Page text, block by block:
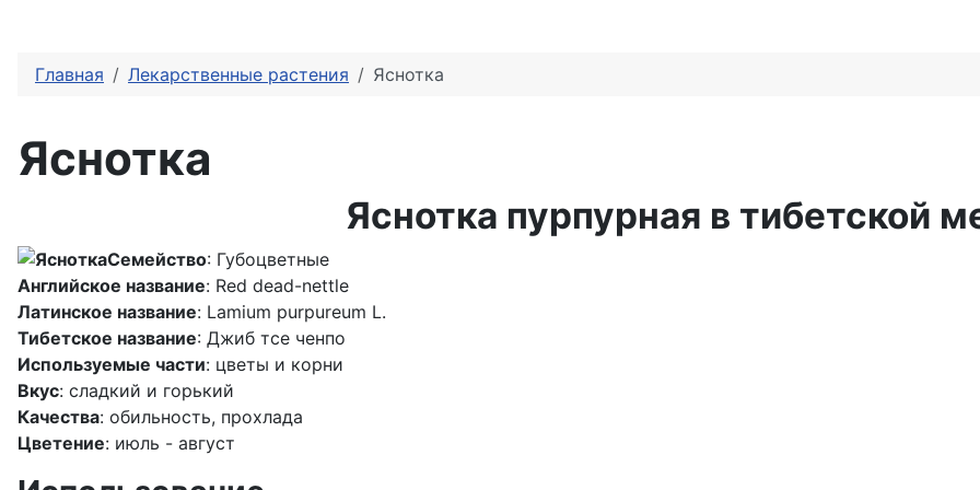
Главная Лекарственные растения Яснотка
Яснотка
Яснотка пурпурная в тибетской
Семейство: Губоцветные
Английское название: Red dead-nettle
Латинское название: Lamium purpureum L.
Тибетское название: Джиб тсе ченпо
Используемые части: цветы и корни
Вкус: сладкий и горький
Качества: обильность, прохлада
Цветение: июль - август